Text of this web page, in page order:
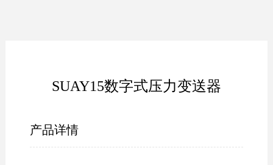
SUAY15数字式压力变送器
产品详情